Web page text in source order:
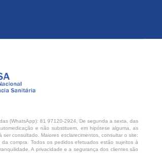
(WhatsApp): 81 97120-2924, De segunda a sexta, das
e não substituem, em hipótese alguma, as
consultado. Maiores esclarecimentos, consultar o site:
compra. Todos os pedidos efetuados estão sujeitos à
A privacidade e a segurança dos clientes são